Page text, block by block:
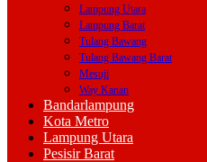
Lampung Utara
Lampung Barat
Tulang Bawang
Tulang Bawang Barat
Mesuji
Way Kanan
Bandarlampung
Kota Metro
Lampung Utara
Pesisir Barat